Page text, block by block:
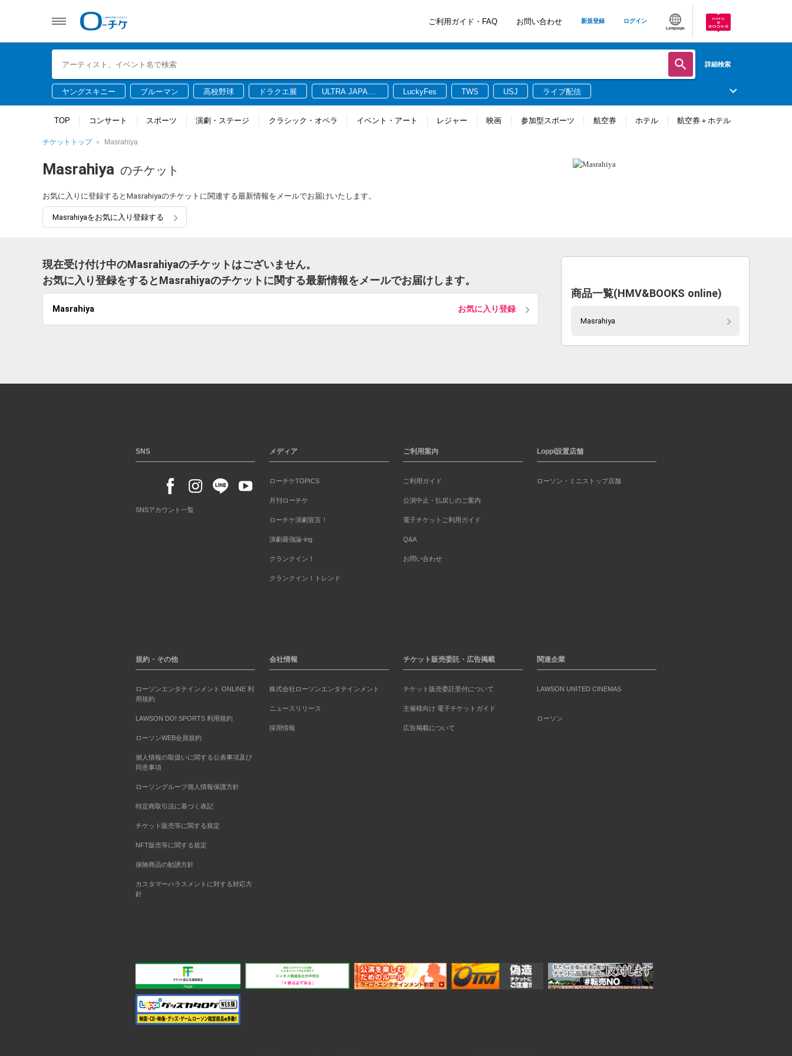
ご利用ガイド・FAQ お問い合わせ 新規登録 ログイン
Language
詳細検索
ヤングスキニー ブルーマン 高校野球 ドラクエ展
ULTRA JAPAN
LuckyFes TWS USJ ライブ配信
TOP コンサート スポーツ 演劇・ステージ クラシック・オペラ イベント・アート レジャー 映画 参加型スポーツ 航空券 ホテル 航空券＋ホテル
チケットトップ Masrahiya
Masrahiya のチケット
お気に入りに登録するとMasrahiyaのチケットに関連する最新情報をメールでお届けいたします。
Masrahiyaをお気に入り登録する
現在受け付け中のMasrahiyaのチケットはございません。
お気に入り登録をするとMasrahiyaのチケットに関する最新情報をメールでお届けします。
Masrahiya お気に入り登録
商品一覧(HMV&BOOKS online)
Masrahiya
SNS
SNSアカウント一覧
メディア
ローチケTOPICS
月刊ローチケ
ローチケ演劇宣言！
演劇最強論-ing
クランクイン！
クランクイン！トレンド
ご利用案内
ご利用ガイド
公演中止・払戻しのご案内
電子チケットご利用ガイド
Q&A
お問い合わせ
Loppi設置店舗
ローソン・ミニストップ店舗
規約・その他
ローソンエンタテインメント ONLINE 利
用規約
LAWSON DO! SPORTS 利用規約
ローソンWEB会員規約
個人情報の取扱いに関する公表事項及び
同意事項
ローソングループ個人情報保護方針
特定商取引法に基づく表記
チケット販売等に関する規定
NFT販売等に関する規定
保険商品の勧誘方針
カスタマーハラスメントに対する対応方
針
会社情報
株式会社ローソンエンタテインメント
ニュースリリース
採用情報
チケット販売委託・広告掲載
チケット販売委託受付について
主催様向け 電子チケットガイド
広告掲載について
関連企業
LAWSON UNITED CINEMAS
ローソン